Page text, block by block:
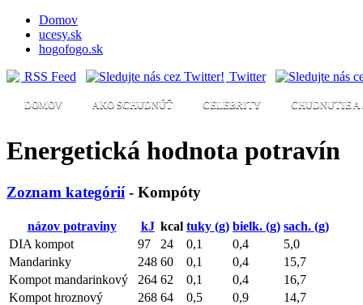
Domov
ucesy.sk
hogofogo.sk
RSS Feed
Twitter
DOMOV AKO SCHUDNÚŤ CELEBRITY CHUDNUTIE A
Energetická hodnota potravín
Zoznam kategórií- Kompóty
názov potraviny kJ kcal tuky (g) bielk. (g) sach. (g)
DIA kompot
97 24 0,1 0,4
5,0
Mandarinky
248 60 0,1 0,4
15,7
Kompot mandarinkový
264 62 0,1 0,4
16,7
Kompot hroznový
268 64 0,5 0,9
14,7